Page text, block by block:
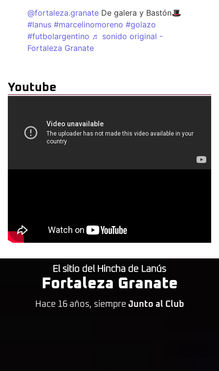
@fortaleza.granate De galera y Bastón🎩
#lanus #marcelinomoreno #golazo
#futbolargentino ♬ sonido original -
Fortaleza Granate
Youtube
El sitio del Hincha de Lanús
Fortaleza Granate
Hace 16 años, siempre Junto al Club